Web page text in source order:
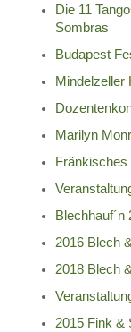
Die 11
Sombras
Budapest
Mindelzeller
Marilyn
Fränkisches
Blechhauf´n
2016 Blech
2018 Blech
2015 Fink &